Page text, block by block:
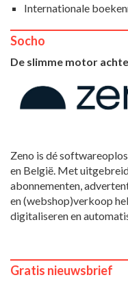
Internationale
Socho
De slimme motor
Zeno is dé
en België. Met
abonnementen,
en (webshop)verkoop
digitaliseren en
Gratis nieuwsbrief